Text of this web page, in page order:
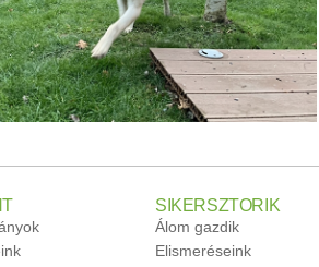
SIKERSZTORIK
Álom gazdik
Elismeréseink